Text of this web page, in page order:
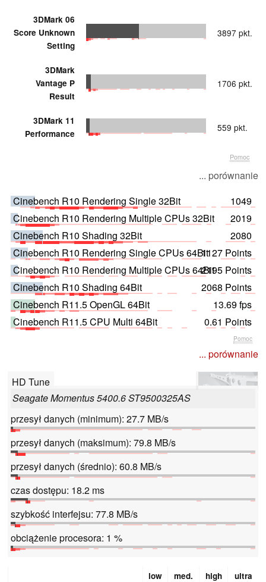
3DMark 06
Score Unknown
Setting
3897 pkt.
3DMark
Vantage P
Result
1706 pkt.
3DMark 11
Performance
559 pkt.
Pomoc
... porównanie
Cinebench R10 Rendering Single 32Bit
1049
Cinebench R10 Rendering Multiple CPUs 32Bit
2019
Cinebench R10 Shading 32Bit
2080
Cinebench R10 Rendering Single CPUs 64Bit1127 Points
Cinebench R10 Rendering Multiple CPUs 64Bit2195 Points
Cinebench R10 Shading 64Bit
2068 Points
Cinebench R11.5 OpenGL 64Bit
13.69 fps
Cinebench R11.5 CPU Multi 64Bit
0.61 Points
Pomoc
... porównanie
HD Tune
Seagate Momentus 5400.6 ST9500325AS
przesył danych (minimum): 27.7 MB/s
przesył danych (maksimum): 79.8 MB/s
przesył danych (średnio): 60.8 MB/s
czas dostępu: 18.2 ms
szybkość interfejsu: 77.8 MB/s
obciążenie procesora: 1 %
low med. high
ultra